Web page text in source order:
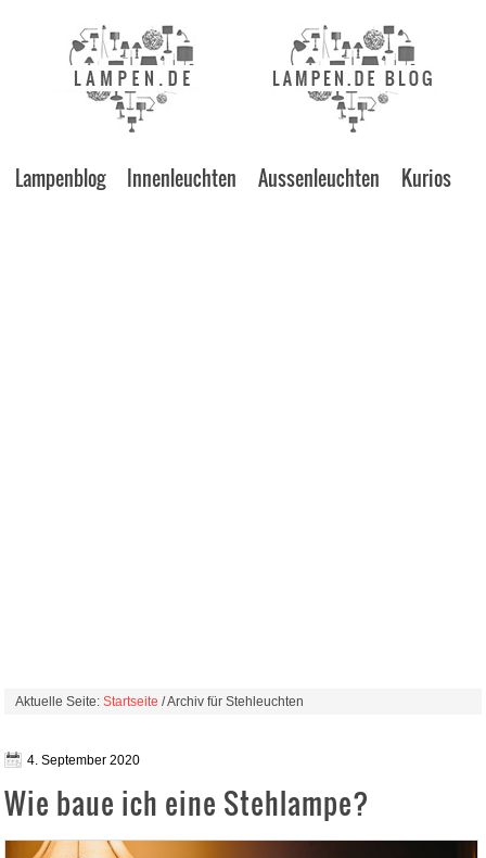
Lampenblog Innenleuchten Aussenleuchten Kurios
Aktuelle Seite:Startseite / Archiv für Stehleuchten
4. September 2020
Wie baue ich eine Stehlampe?